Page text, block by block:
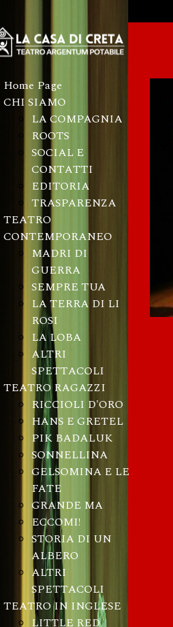
Home Page
CHI SIAMO
LA COMPAGNIA
ROOTS
SOCIAL E
CONTATTI
EDITORIA
TRASPARENZA
TEATRO
CONTEMPORANEO
MADRI DI
GUERRA
SEMPRE TUA
LA TERRA DI LI
ROSI
LA LOBA
ALTRI
SPETTACOLI
TEATRO RAGAZZI
RICCIOLI D'ORO
HANS E GRETEL
PIK BADALUK
SONNELLINA
GELSOMINA E LE
FATE
GRANDE MA
ECCOMI!
STORIA DI UN
ALBERO
ALTRI
SPETTACOLI
TEATRO IN INGLESE
LITTLE RED